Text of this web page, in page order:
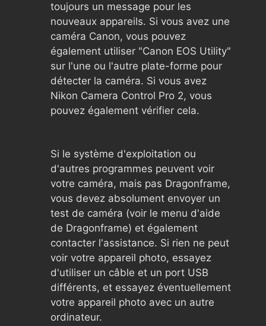
toujours un message pour les
nouveaux appareils. Si vous avez une
caméra Canon, vous pouvez
également utiliser "Canon EOS Utility"
sur l'une ou l'autre plate-forme pour
détecter la caméra. Si vous avez
Nikon Camera Control Pro 2, vous
pouvez également vérifier cela.
Si le système d'exploitation ou
d'autres programmes peuvent voir
votre caméra, mais pas Dragonframe,
vous devez absolument envoyer un
test de caméra (voir le menu d'aide
de Dragonframe) et également
contacter l'assistance. Si rien ne peut
voir votre appareil photo, essayez
d'utiliser un câble et un port USB
différents, et essayez éventuellement
votre appareil photo avec un autre
ordinateur.